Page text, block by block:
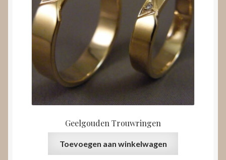
Geelgouden Trouwringen
Toevoegen aan winkelwagen